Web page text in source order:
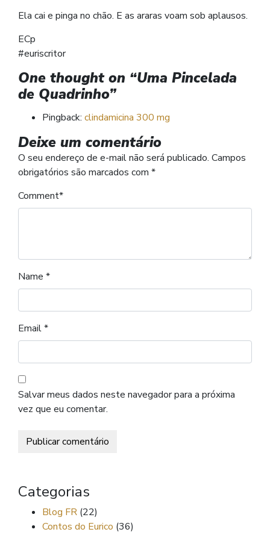
Ela cai e pinga no chão. E as araras voam sob aplausos.
ECp
#euriscritor
One thought on “Uma Pincelada
de Quadrinho”
Pingback: clindamicina 300 mg
Deixe um comentário
O seu endereço de e-mail não será publicado. Campos
obrigatórios são marcados com *
Comment*
Name *
Email*
Salvar meus dados neste navegador para a próxima
vez que eu comentar.
Categorias
Blog FR (22)
Contos do Eurico (36)